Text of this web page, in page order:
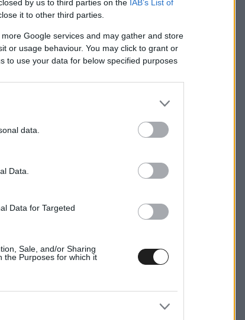
by us to third parties on the IAB’s List of
it to other third parties.
Google services and may gather and store
or usage behaviour. You may click to grant or
to use your data for below specified purposes
data.
Data.
Data for Targeted
Sale, and/or Sharing
the Purposes for which it
a sepangi shakedown
fejezhette be.
GP of
ki egy kör belülről a